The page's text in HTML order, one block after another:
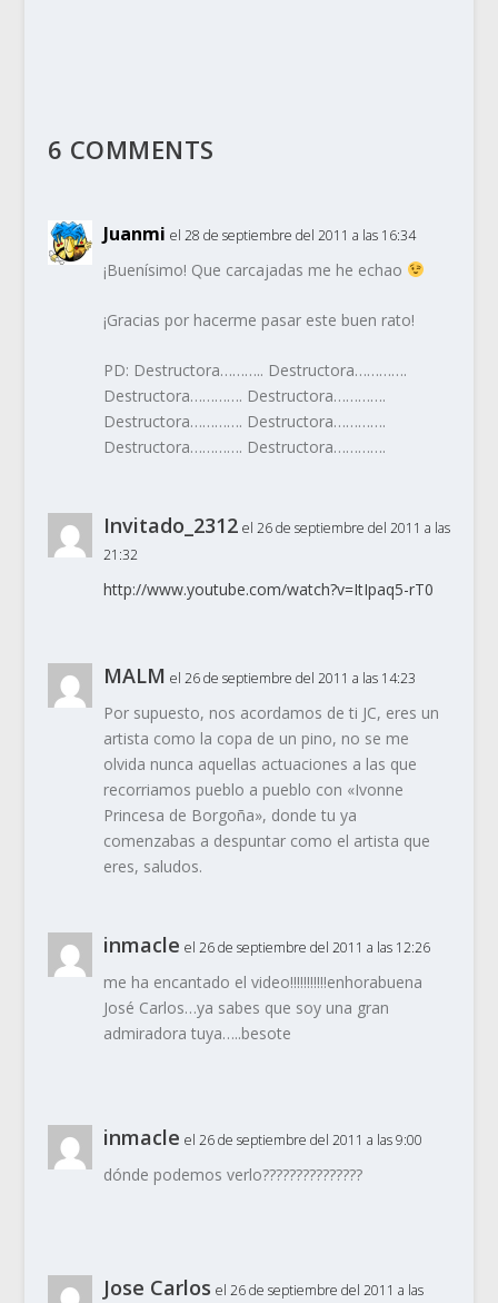
6 COMMENTS
Juanmi el 28 de septiembre del 2011 a las 16:34
¡Buenísimo! Que carcajadas me he echao
¡Gracias por hacerme pasar este buen rato!
PD: Destructora……….. Destructora………….
Destructora…………. Destructora………….
Destructora…………. Destructora………….
Destructora…………. Destructora………….
Invitado_2312 el 26 de septiembre del 2011 a las
21:32
http://www.youtube.com/watch?v=ItIpaq5-rT0
MALM el 26 de septiembre del 2011 a las 14:23
Por supuesto, nos acordamos de ti JC, eres un
artista como la copa de un pino, no se me
olvida nunca aquellas actuaciones a las que
recorriamos pueblo a pueblo con «Ivonne
Princesa de Borgoña», donde tu ya
comenzabas a despuntar como el artista que
eres, saludos.
inmacle el 26 de septiembre del 2011 a las 12:26
me ha encantado el video!!!!!!!!!!!enhorabuena
José Carlos…ya sabes que soy una gran
admiradora tuya…..besote
inmacle el 26 de septiembre del 2011 a las 9:00
dónde podemos verlo???????????????
Jose Carlos el 26 de septiembre del 2011 a las